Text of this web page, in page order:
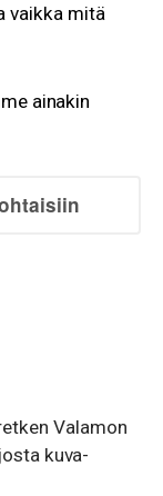
vaikka mitä
ainakin
Valamon
kuva-